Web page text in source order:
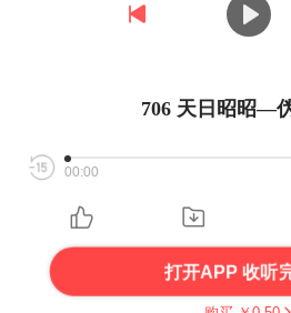
706 天日昭昭—
00:00
打开APP 收听